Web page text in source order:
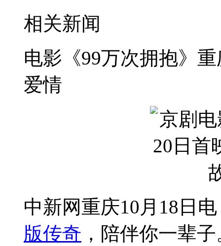
相关新闻
电影《99万次拥抱》
爱情
中新网重庆10月18日
版传奇 ，陪伴你一辈